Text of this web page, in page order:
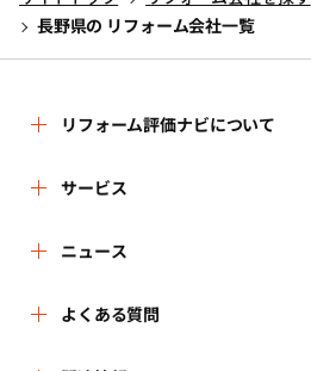
長野県の リフォーム会社一覧
リフォーム評価ナビについて
リフォーム評価ナビとは
運営体制
はじめての方へ
サービス
リフォーム会社を探す
リフォーム事例を見る
ニュース
新着情報
よくある質問